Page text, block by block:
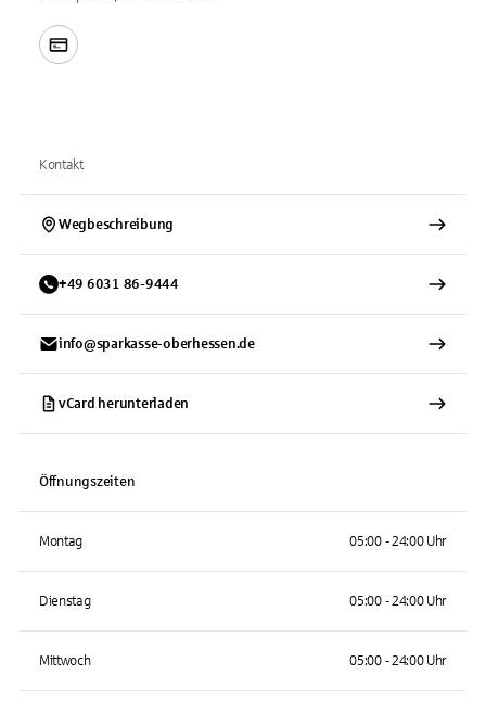
Kontakt
Wegbeschreibung
+49 6031 86-9444
info@sparkasse-oberhessen.de
vCard herunterladen
Öffnungszeiten
Montag 05:00 - 24:00 Uhr
Dienstag 05:00 - 24:00 Uhr
Mittwoch 05:00 - 24:00 Uhr